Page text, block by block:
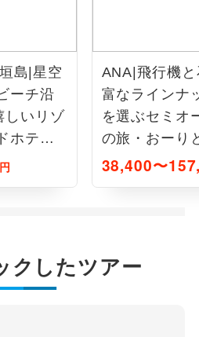
島|星空
ーチ沿
しいリゾ
ホテル
円
ANA|飛行機
富なラインナ
を選ぶセミオ
の旅・おーり
泊3日
38,400〜
クしたツアー